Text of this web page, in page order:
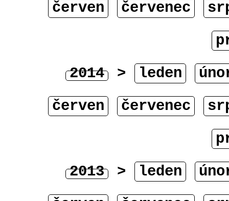
červen
červenec
2014 > leden
červen
červenec
2013 > leden